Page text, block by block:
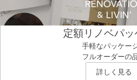
定額リノベパッ
手軽なパッケー
フルオーダーの
詳しく見る